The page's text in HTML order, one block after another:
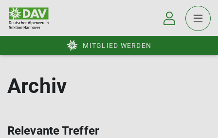
MITGLIED WERDEN
Archiv
Relevante Treffer